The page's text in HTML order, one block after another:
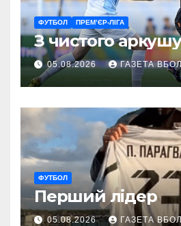
ФУТБОЛ ПРЕМ’ЄР-ЛІГА
З чистого аркушу
05.08.2026 ГАЗЕТА
ФУТБОЛ
Перший лідер
05.08.2026 ГАЗЕТА